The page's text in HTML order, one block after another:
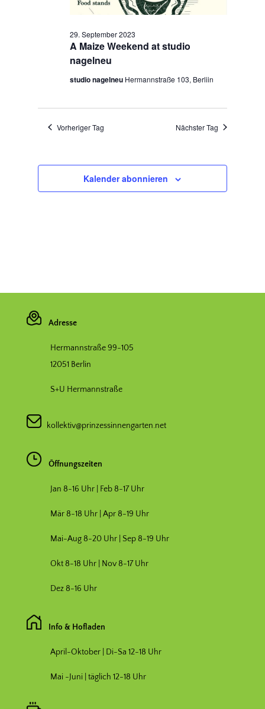
A Maize Weekend at studio
nagelneu
29. September 2023
studio nagelneu Hermannstraße 103, Berliin
Vorheriger Tag Nächster Tag
Kalender abonnieren
Adresse
Hermannstraße 99-105
12051 Berlin
S+U Hermannstraße
kollektiv@prinzessinnengarten.net
Öffnungszeiten
Jan 8-16 Uhr | Feb 8-17 Uhr
Mär 8-18 Uhr | Apr 8-19 Uhr
Mai-Aug 8-20 Uhr | Sep 8-19 Uhr
Okt 8-18 Uhr | Nov 8-17 Uhr
Dez 8-16 Uhr
Info & Hofladen
April-Oktober | Di-Sa 12-18 Uhr
Mai -Juni | täglich 12-18 Uhr